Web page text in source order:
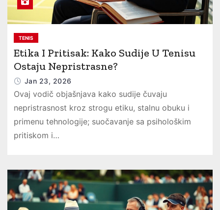
TENIS
Etika I Pritisak: Kako Sudije U Tenisu
Ostaju Nepristrasne?
Jan 23, 2026
Ovaj vodič objašnjava kako sudije čuvaju
nepristrasnost kroz strogu etiku, stalnu obuku i
primenu tehnologije; suočavanje sa psihološkim
pritiskom i…